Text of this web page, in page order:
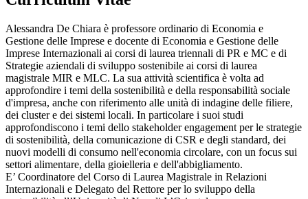
Alessandra De Chiara è professore ordinario di Economia e
Gestione delle Imprese e docente di Economia e Gestione delle
Imprese Internazionali ai corsi di laurea triennali di PR e MC e di
Strategie aziendali di sviluppo sostenibile ai corsi di laurea
magistrale MIR e MLC. La sua attività scientifica è volta ad
approfondire i temi della sostenibilità e della responsabilità sociale
d'impresa, anche con riferimento alle unità di indagine delle filiere,
dei cluster e dei sistemi locali. In particolare i suoi studi
approfondiscono i temi dello stakeholder engagement per le strategie
di sostenibilità, della comunicazione di CSR e degli standard, dei
nuovi modelli di consumo nell'economia circolare, con un focus sui
settori alimentare, della gioielleria e dell'abbigliamento.
E’ Coordinatore del Corso di Laurea Magistrale in Relazioni
Internazionali e Delegato del Rettore per lo sviluppo della